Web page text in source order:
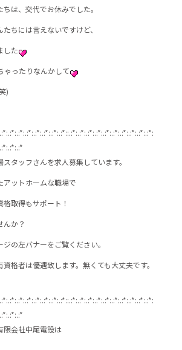
は、交代でお休みでした。
ちには言えないですけど、
した
ゃったりなんかして
)
タッフさんを求人募集しています。
アットホームな職場で
取得もサポート！
んか？
の左バナーをご覧ください。
資格者は優遇致します。無くても大丈夫です。
限会社中尾電設は